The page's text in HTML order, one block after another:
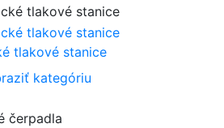
tlakové stanice
kategóriu